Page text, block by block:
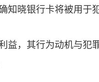
知晓银行卡将被用于
，其行为动机与犯